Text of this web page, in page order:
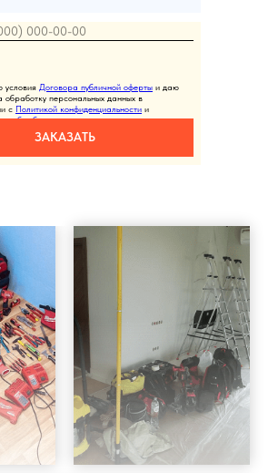
условия Договора публичной оферты и даю
обработку персональных данных в
с Политикой конфиденциальности и
обработку персональных данных.
ЗАКАЗАТЬ